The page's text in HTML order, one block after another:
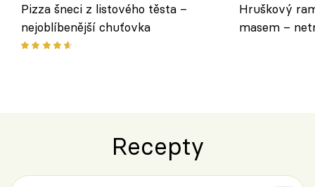
Pizza šneci z listového těsta –
nejoblíbenější chuťovka
Hruškový
masem –
Recepty